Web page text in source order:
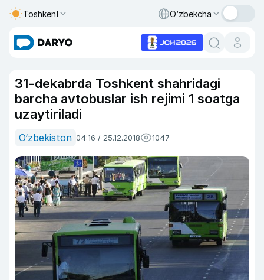
Toshkent O‘zbekcha
31-dekabrda Toshkent shahridagi
barcha avtobuslar ish rejimi 1 soatga
uzaytiriladi
O‘zbekiston 04:16 / 25.12.2018 1047